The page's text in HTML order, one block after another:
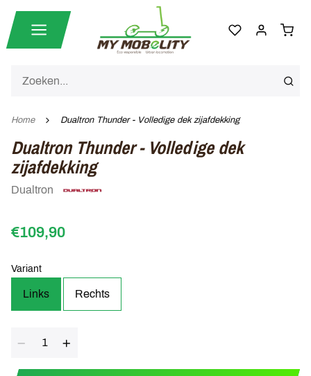
Home Dualtron Thunder - Volledige dek zijafdekking
Dualtron Thunder - Volledige dek
zijafdekking
Dualtron
€109,90
Variant
Links Rechts